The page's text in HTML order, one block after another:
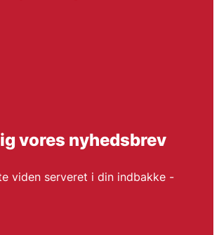
vores nyhedsbrev
viden serveret i din indbakke -